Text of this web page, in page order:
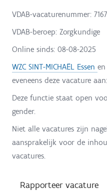
VDAB-vacaturenummer:
VDAB-beroep: Zorgkundige
Online sinds: 08-08-2025
WZC SINT-MICHAËL Essen
eveneens deze vacature aan:
Deze functie staat open
gender.
Niet alle vacatures zijn
aansprakelijk voor de
vacatures.
Rapporteer vacature